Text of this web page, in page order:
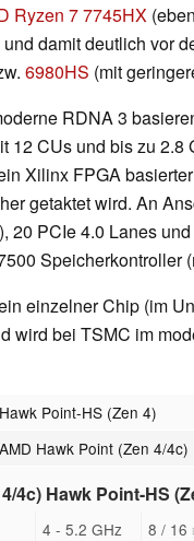
Ryzen 7 7745HX
damit deutlich vor
6980HS (mit
RDNA 3
12 CUs und bis zu
Xilinx FPGA
getaktet wird. An
20 PCIe 4.0 Lanes
Speicherkontroller
einzelner Chip (im
wird bei TSMC im
Hawk Point-HS (Zen 4)
AMD Hawk Point (Zen 4/4c)
4c) Hawk Point-HS
4 - 5.2 GHz 8 / 16